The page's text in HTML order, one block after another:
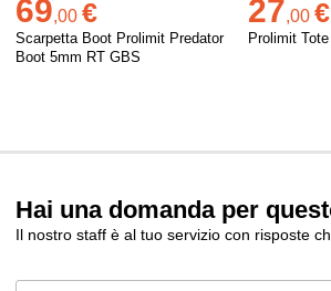
69,00 €
Scarpetta Boot Prolimit Predator
Boot 5mm RT GBS
27,00 €
Prolimit
Hai una domanda per
Il nostro staff è al tuo servizio con risposte